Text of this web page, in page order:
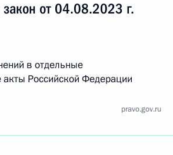
от 04.08.2023 г.
в отдельные
Российской Федерации
pravo.gov.ru